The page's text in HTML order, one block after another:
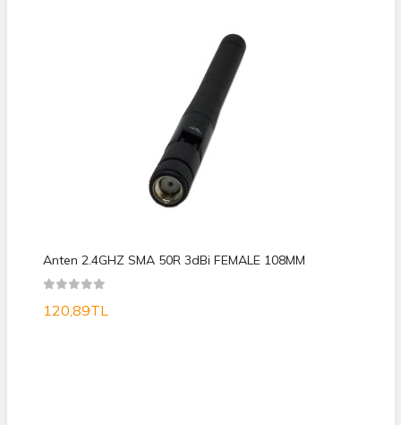
Anten 2.4GHZ SMA 50R 3dBi FEMALE 108MM
120,89TL